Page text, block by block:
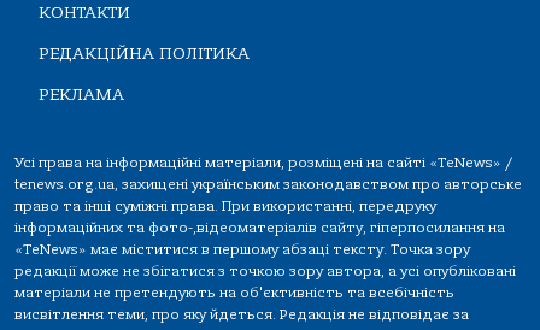
КОНТАКТИ
РЕДАКЦІЙНА ПОЛІТИКА
РЕКЛАМА
Усі права на інформаційні матеріали, розміщені на сайті «TeNews» /
tenews.org.ua, захищені українським законодавством про авторське
право та інші суміжні права. При використанні, передруку
інформаційних та фото-,відеоматеріалів сайту, гіперпосилання на
«TeNews» має міститися в першому абзаці тексту. Точка зору
редакції може не збігатися з точкою зору автора, а усі опубліковані
матеріали не претендують на об'єктивність та всебічність
висвітлення теми, про яку йдеться. Редакція не відповідає за